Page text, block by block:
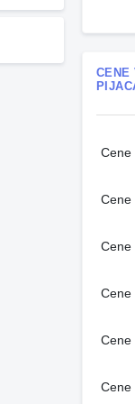
CENE
Cene
Cene
Cene
Cene
Cene
Cene